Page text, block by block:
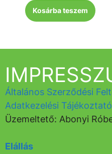
Kosárba teszem
Általános Szerződési
Adatkezelési Tájékoztató
Üzemeltető: Abonyi
Elállás